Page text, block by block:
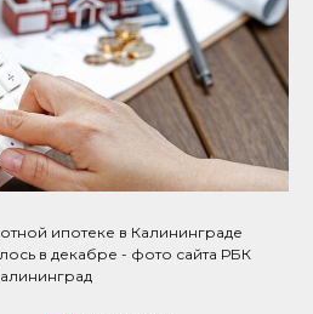
ипотеке в Калининграде
в декабре - фото сайта РБК